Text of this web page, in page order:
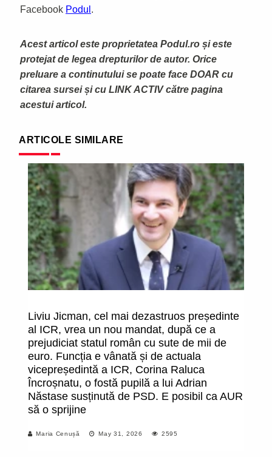
Facebook Podul .
Acest articol este proprietatea Podul.ro și este
protejat de legea drepturilor de autor. Orice
preluare a continutului se poate face DOAR cu
citarea sursei și cu LINK ACTIV către pagina
acestui articol.
ARTICOLE SIMILARE
Liviu Jicman, cel mai dezastruos președinte
al ICR, vrea un nou mandat, după ce a
prejudiciat statul român cu sute de mii de
euro. Funcția e vânată și de actuala
vicepreședintă a ICR, Corina Raluca
Încroșnatu, o fostă pupilă a lui Adrian
Năstase susținută de PSD. E posibil ca AUR
să o sprijine
Maria Cenușă May 31, 2026 2595